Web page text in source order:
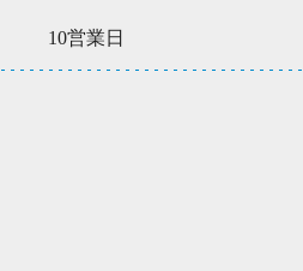
10営業日